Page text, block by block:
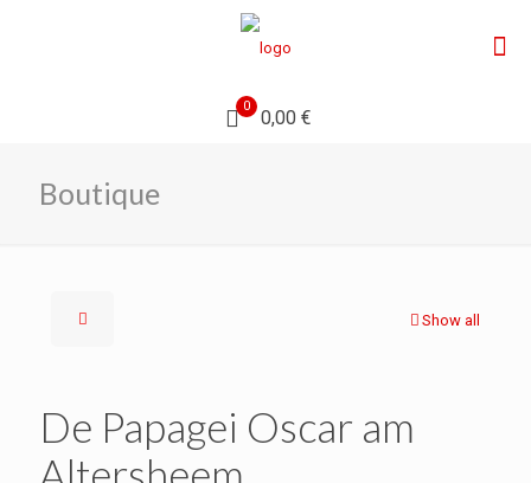
0
0,00 €
Boutique
Show all
De Papagei Oscar am